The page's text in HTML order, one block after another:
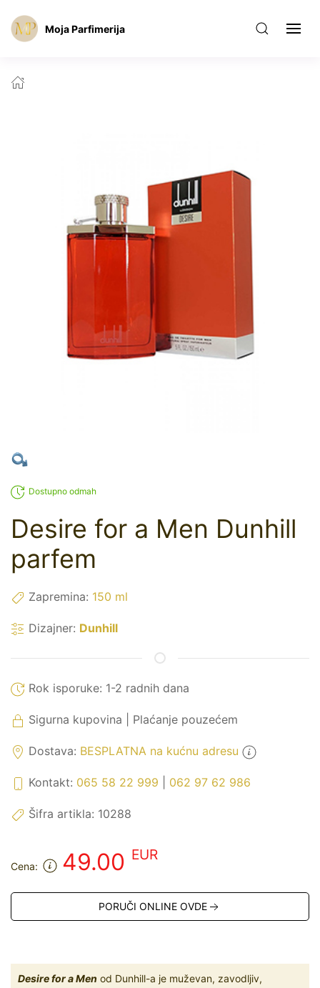
Moja Parfimerija
Dostupno odmah
Desire for a Men Dunhill
parfem
Zapremina: 150 ml
Dizajner: Dunhill
Rok isporuke: 1-2 radnih dana
Sigurna kupovina | Plaćanje pouzećem
Dostava: BESPLATNA na kućnu adresu
Kontakt: 065 58 22 999 062 97 62 986
Šifra artikla: 10288
Cena: 49.00 EUR
PORUČI ONLINE OVDE
Desire for a Men od Dunhill-a je muževan, zavodljiv,